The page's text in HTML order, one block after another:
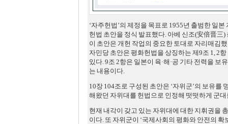
‘자주헌법’의 제정을 목표로 1955년 출범한 일
헌법 초안을 정식 발표했다. 아베 신조(安倍晋
이 초안은 개헌 작업의 중요한 토대로 자리매김
자민당 초안은 평화헌법을 상징하는 제9조 1, 2
있다. 9조 2항은 일본이 육·해·공 기타 전력을
는 내용이다.
10장 104조로 구성된 초안은 ‘자위군’의 보유를
해왔던 자위대를 헌법으로 인정해 떳떳하게 군
현재 내각이 갖고 있는 자위대에 대한 지휘권을
이다. 또 자위군이 ‘국제사회의 평화와 안전의